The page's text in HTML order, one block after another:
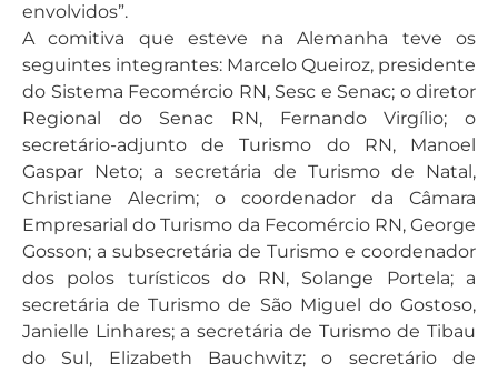
envolvidos”.
A comitiva que esteve na Alemanha teve os
seguintes integrantes: Marcelo Queiroz, presidente
do Sistema Fecomércio RN, Sesc e Senac; o diretor
Regional do Senac RN, Fernando Virgílio; o
secretário-adjunto de Turismo do RN, Manoel
Gaspar Neto; a secretária de Turismo de Natal,
Christiane Alecrim; o coordenador da Câmara
Empresarial do Turismo da Fecomércio RN, George
Gosson; a subsecretária de Turismo e coordenador
dos polos turísticos do RN, Solange Portela; a
secretária de Turismo de São Miguel do Gostoso,
Janielle Linhares; a secretária de Turismo de Tibau
do Sul, Elizabeth Bauchwitz; o secretário de